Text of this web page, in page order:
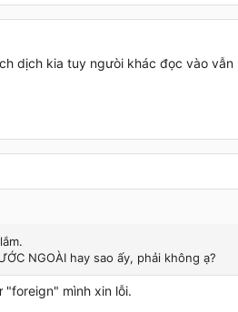
dịch kia tuy ngưòi khác đọc vào vẫn
NGOÀI hay sao ấy, phải không ạ?
"foreign" mình xin lỗi.